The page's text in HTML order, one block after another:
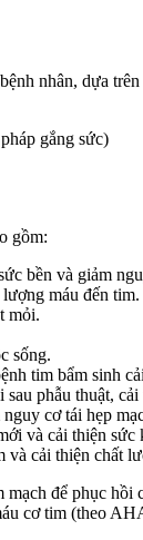
nhân, dựa
gắng sức)
gồm:
bền và giảm
máu đến tim.
mỏi.
sống.
tim bẩm sinh
sau phẫu thuật,
nguy cơ tái hẹp
và cải thiện sức
cải thiện chất
để phục
cơ tim (theo